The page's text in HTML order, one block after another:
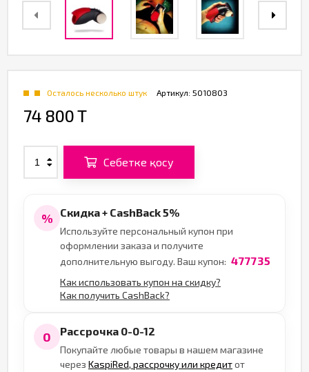
Артикул: 5010803
Осталось несколько штук
74 800 T
Себетке қосу
% Скидка + CashBack 5%
Используйте персональный купон при
оформлении заказа и получите
дополнительную выгоду. Ваш купон: 477735
Как использовать купон на скидку?
Как получить CashBack?
0 Рассрочка 0-0-12
Покупайте любые товары в нашем магазине
через KaspiRed, рассрочку или кредитот